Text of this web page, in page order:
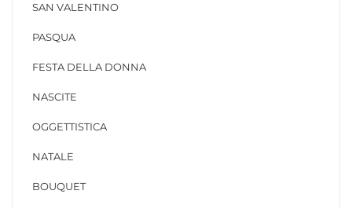
SAN VALENTINO
PASQUA
FESTA DELLA DONNA
NASCITE
OGGETTISTICA
NATALE
BOUQUET